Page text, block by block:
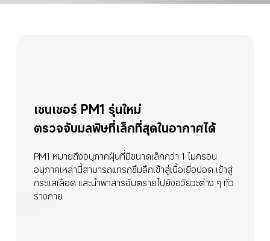
เซนเซอร์ PM1 รุ่นใหม่
ตรวจจับมลพิษที่เล็กที่สุดในอากาศได้
PM1 หมายถึงอนุภาคฝุ่นที่มีขนาดเล็กกว่า 1 ไมครอน
อนุภาคเหล่านี้สามารถแทรกซึมลึกเข้าสู่เนื้อเยื่อปอด เข้าสู่
กระแสเลือด และนำพาสารอันตรายไปยังอวัยวะต่าง ๆ ทั่ว
ร่างกาย